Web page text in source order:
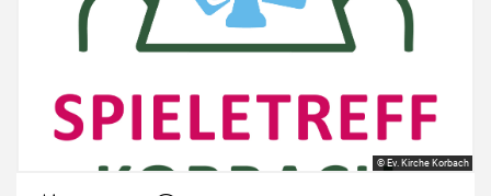
© Ev. Kirche Korbach